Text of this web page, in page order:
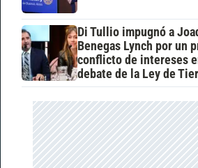
Di Tullio impugnó a
Benegas Lynch por un
conflicto de intereses
debate de la Ley de